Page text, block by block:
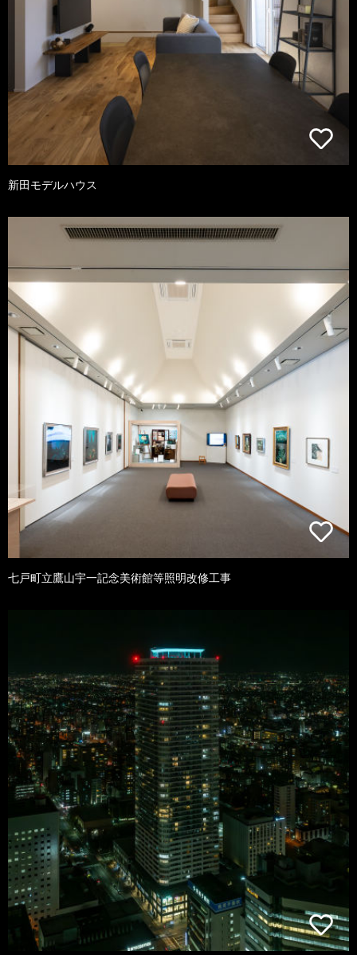
新田モデルハウス
七戸町立鷹山宇一記念美術館等照明改修工事